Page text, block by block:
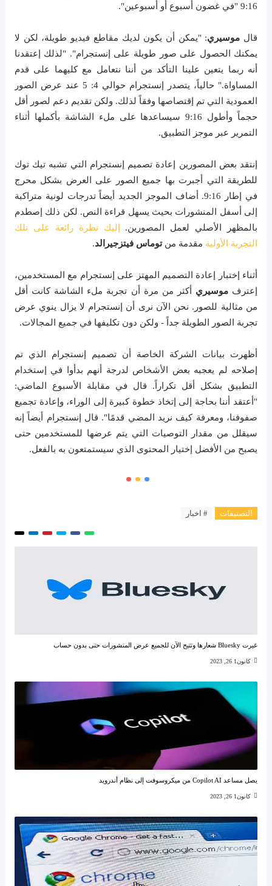
9:16 "في غضون أسبوع أو أسبوعين".
قال موسيري: "يمكن أن يكون لديك مقاطع فيديو طويلة، لكن لا
يمكنك الحصول على صور طويلة على إنستجرام". "لذلك إعتقدنا
أنه ربما يتعين علينا التأكد من أننا نتعامل مع كليهما على قدم
المساواة." حالياً، يتصدر إنستجرام حوالي 4: 5 عند عرض الصور
العمودية التي تم إقتصاصها وفقاً لذلك. ولكن تقديم دعم لصور أقل
حجماً وأطول 9:16 سيساعدها على ملء الشاشة بأكملها أثناء
التمرير عبر موجز التطبيق.
إنتقد بعض المصورين إعادة تصميم إنستجرام التي تشبه تيك توك
للطريقة التي أجبرت بها جميع الصور على العرض بشكل محرج
في إطار 9:16. أضاف الموجز الجديد أيضاً تدرجات لونية متراكبة
إلى أسفل المنشورات بحيث يسهل قراءة النص. لكن ذلك إصطدم
بالمظهر الأصلي لعمل المصورين.
إليك نظرة رائعة على تلك
التجربة الأولية مقدمة منتوماس فيتزجيرالد.
أثناء إختبار إعادة التصميم المهتز على إنستجرام مع المستخدمين،
إعترفموسيري
أكثر من مرة أن تجربة ملء الشاشة كانت أقل
من مثالية للصور. نحن الآن نرى أن إنستجرام لا يزال ينوي عرض
تجربة الصور الطويلة جداً - ولكن دون تكليفها في جميع المجالات.
أظهرت بيانات الشركة الخاصة أن تصميم إنستجرام الذي تم
إصلاحه لم يعجبه بعض الأشخاص لدرجة أنهم بدأوا في إستخدام
التطبيق بشكل أقل تكراراً. قال في مقابلة الأسبوع الماضي:
"أعتقد أننا بحاجة إلى إتخاذ خطوة كبيرة إلى الوراء، وإعادة تجميع
صفوفنا، ومعرفة كيف نريد المضي قدمًا". قال إنستجرام أيضاً إنه
سيقلل من مقدار التوصيات التي يتم عرضها للمستخدمين حتى
يصبح من الأفضل إختيار المحتوى الذي سيستمتعون به بالفعل.
التصنيفات # اخبار
غيرت Bluesky شعارها وتتيح الآن للجميع عرض المنشورات حتى بدون حساب
كانون1 26, 2023
يصل مساعد Copilot AI من ميكروسوفت إلى نظام أندرويد
كانون1 26, 2023